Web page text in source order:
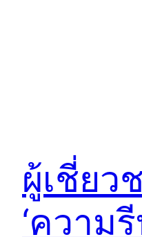
ผู้เชี่ยว
‘ความ